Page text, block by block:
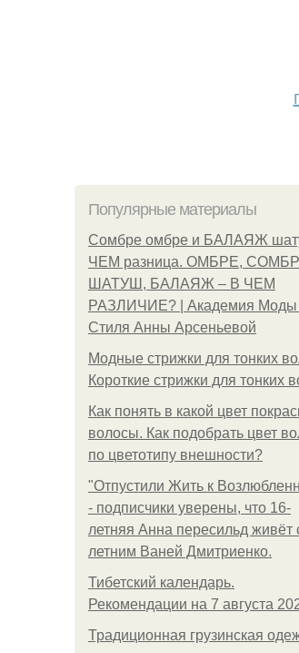
Популярные материалы
Сомбре омбре и БАЛАЯЖ
ЧЕМ разница. ОМБРЕ,
ШАТУШ, БАЛАЯЖ – В ЧЕМ
РАЗЛИЧИЕ? | Академия Моды
Стиля Анны Арсеньевой
Модные стрижки для тонких
Короткие стрижки для тонких
Как понять в какой цвет
волосы. Как подобрать цвет
по цветотипу внешности?
"Отпустили Жить к
- подписчики уверены, что 16-
летняя Анна пересильд живёт
летним Ваней Дмитриенко.
Тибетский календарь.
Рекомендации на 7 августа
Традиционная грузинская